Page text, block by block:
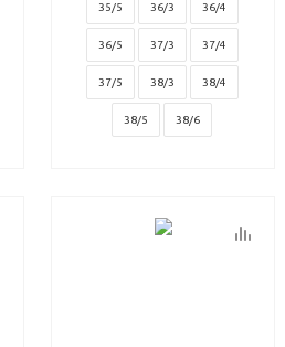
35/5 36/3 36/4
36/5 37/3 37/4
37/5 38/3 38/4
38/5 38/6